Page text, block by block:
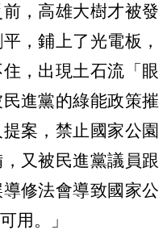
，高雄大樹才被發
，鋪上了光電板，
，出現土石流「眼
進黨的綠能政策摧
案，禁止國家公園
又被民進黨議員跟
修法會導致國家公
用。」